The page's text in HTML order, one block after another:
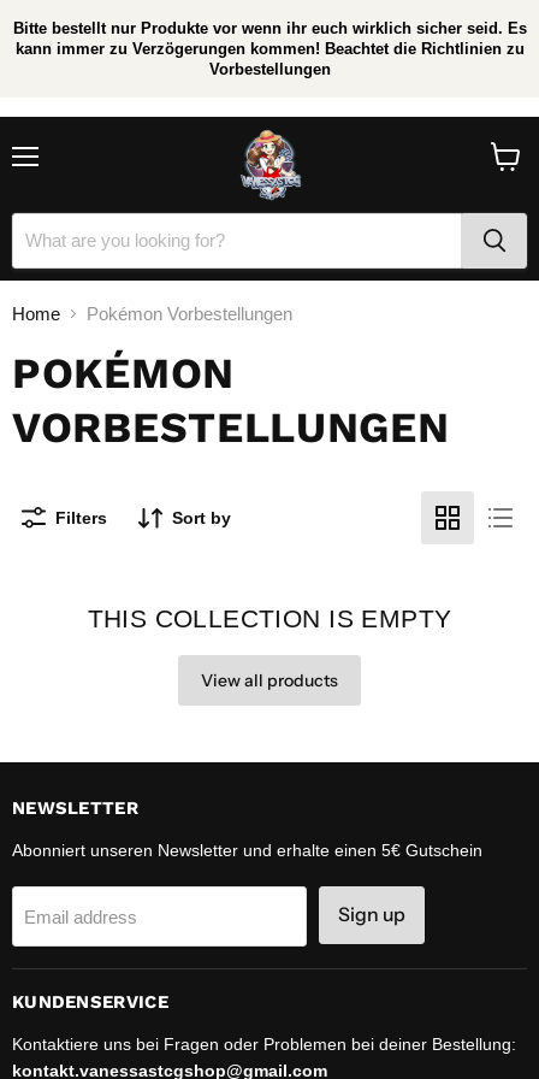
Bitte bestellt nur Produkte vor wenn ihr euch wirklich sicher seid. Es
kann immer zu Verzögerungen kommen! Beachtet die Richtlinien zu
Vorbestellungen
Home Pokémon Vorbestellungen
POKÉMON
VORBESTELLUNGEN
Filters Sort by
THIS COLLECTION IS EMPTY
View all products
NEWSLETTER
Abonniert unseren Newsletter und erhalte einen 5€ Gutschein
Email address Sign up
KUNDENSERVICE
Kontaktiere uns bei Fragen oder Problemen bei deiner Bestellung:
kontakt.vanessastcgshop@gmail.com